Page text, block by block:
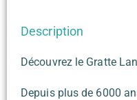
Description
Découvrez le Gratte
Depuis plus de 6000